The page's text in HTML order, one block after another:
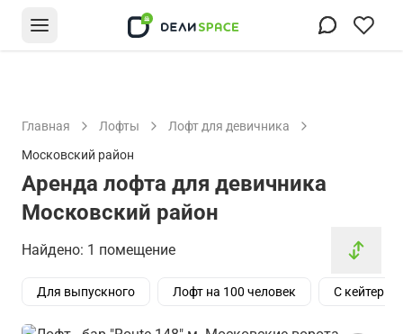
Главная Лофты
Лофт для девичника
Московский район
Аренда лофта для девичника
Московский район
Найдено: 1 помещение
Для выпускного Лофт на 100 человек С